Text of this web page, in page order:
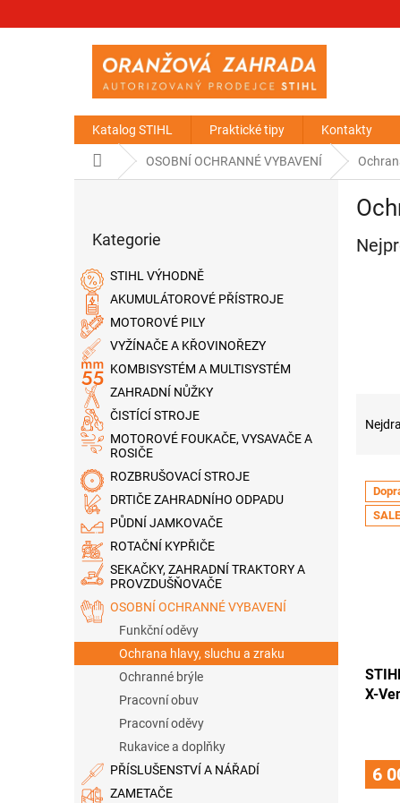
Katalog STIHL Praktické tipy Kontakty
Domů OSOBNÍ OCHRANNÉ VYBAVENÍ
a
n
p
a
e
kategorie
Kategorie
STIHL VÝHODNĚ
AKUMULÁTOROVÉ PŘÍSTROJE
MOTOROVÉ PILY
VYŽÍNAČE A KŘOVINOŘEZY
KOMBISYSTÉM A MULTISYSTÉM
ZAHRADNÍ NŮŽKY
ČISTÍCÍ STROJE
MOTOROVÉ FOUKAČE, VYSAVAČE A
ROSIČE
ROZBRUŠOVACÍ STROJE
DRTIČE ZAHRADNÍHO ODPADU
PŮDNÍ JAMKOVAČE
ROTAČNÍ KYPŘIČE
SEKAČKY, ZAHRADNÍ TRAKTORY A
PROVZDUŠŇOVAČE
OSOBNÍ OCHRANNÉ VYBAVENÍ
Funkční oděvy
Ochrana hlavy, sluchu a zraku
Ochranné brýle
Pracovní obuv
Pracovní oděvy
Rukavice a doplňky
PŘÍSLUŠENSTVÍ A NÁŘADÍ
ZAMETAČE
V
X-
6